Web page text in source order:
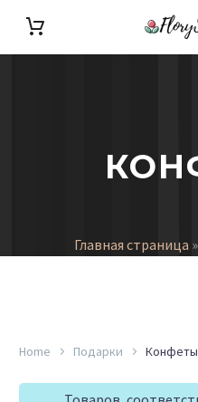
Главная страница »
Home Подарки Конфеты